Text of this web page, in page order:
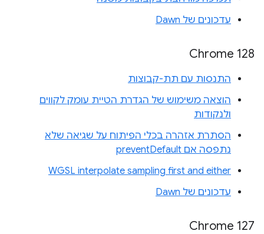
עדכונים של Dawn
‫Chrome 128
התנסות עם תת-קבוצות
הוצאה משימוש של הגדרת הטיית עומק לקווים
ולנקודות
הסתרת אזהרה בכלי הפיתוח על שגיאה שלא
נתפסה אם preventDefault
WGSL interpolate sampling first and either
עדכונים של Dawn
Chrome 127